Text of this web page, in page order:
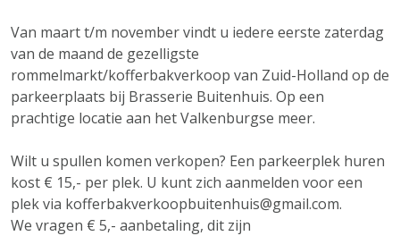
Van maart t/m november vindt u iedere eerste zaterdag
van de maand de gezelligste
rommelmarkt/kofferbakverkoop van Zuid-Holland op de
parkeerplaats bij Brasserie Buitenhuis. Op een
prachtige locatie aan het Valkenburgse meer.
Wilt u spullen komen verkopen? Een parkeerplek huren
kost € 15,- per plek. U kunt zich aanmelden voor een
plek via kofferbakverkoopbuitenhuis@gmail.com.
We vragen € 5,- aanbetaling, dit zijn